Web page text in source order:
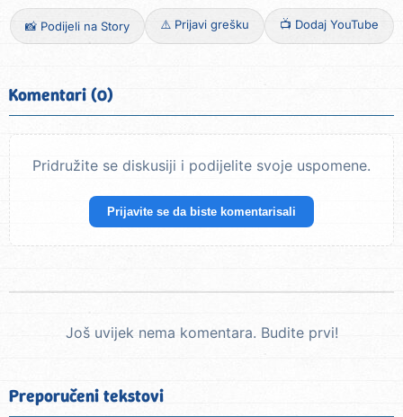
📸 Podijeli na Story ⚠️ Prijavi grešku 📺 Dodaj YouTube
Komentari (0)
Pridružite se diskusiji i podijelite svoje uspomene.
Prijavite se da biste komentarisali
Još uvijek nema komentara. Budite prvi!
Preporučeni tekstovi